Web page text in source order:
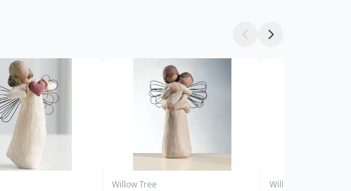
Willow Tree Willow Tree